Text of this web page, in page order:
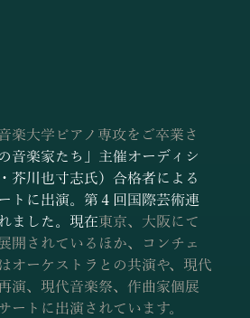
楽大学ピアノ専攻をご卒業さ
音楽家たち」主催オーディシ
芥川也寸志氏）合格者による
トに出演。第４回国際芸術連
ました。現在東京、大阪にて
開されているほか、コンチェ
オーケストラとの共演や、現代
演、現代音楽祭、作曲家個展
ートに出演されています。